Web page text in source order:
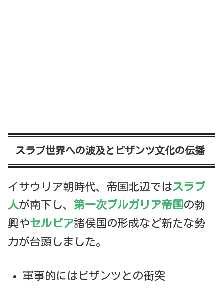
スラブ世界への波及とビザンツ文化の伝播
イサウリア朝時代、帝国北辺ではスラブ
人が南下し、 第一次ブルガリア帝国 の勃
興やセルビア諸侯国の形成など新たな勢
力が台頭しました。
軍事的にはビザンツとの衝突